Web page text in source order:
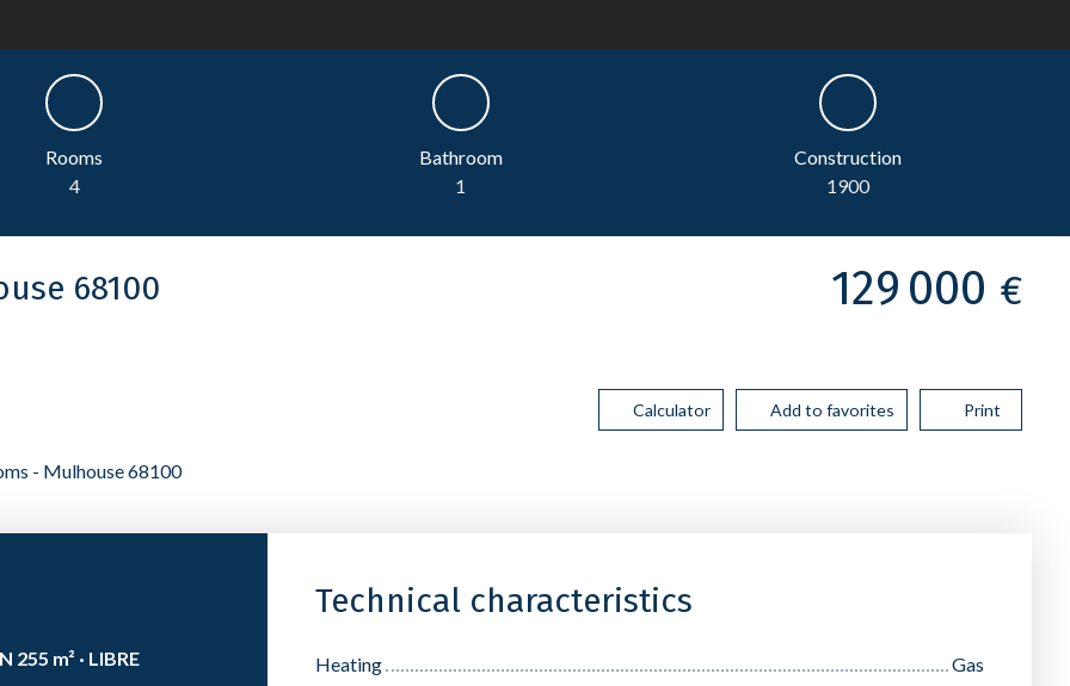
Rooms
4
Bathroom
1
Construction
1900
68100 129 000 €
Calculator Add to favorites Print
- Mulhouse 68100
255 m² · LIBRE
Technical characteristics
Heating
Gas